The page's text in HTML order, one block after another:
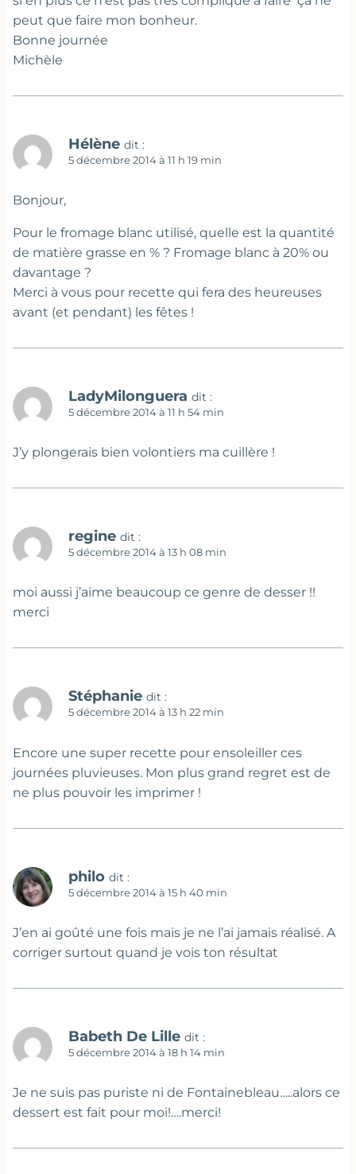
peut que faire mon bonheur.
Bonne journée
Michèle
Hélène dit :
5 décembre 2014 à 11 h 19 min
Bonjour,
Pour le fromage blanc utilisé, quelle est la quantité
de matière grasse en % ? Fromage blanc à 20% ou
davantage ?
Merci à vous pour recette qui fera des heureuses
avant (et pendant) les fêtes !
LadyMilonguera dit :
5 décembre 2014 à 11 h 54 min
J’y plongerais bien volontiers ma cuillère !
regine dit :
5 décembre 2014 à 13 h 08 min
moi aussi j’aime beaucoup ce genre de desser !!
merci
Stéphanie dit :
5 décembre 2014 à 13 h 22 min
Encore une super recette pour ensoleiller ces
journées pluvieuses. Mon plus grand regret est de
ne plus pouvoir les imprimer !
philo dit :
5 décembre 2014 à 15 h 40 min
J’en ai goûté une fois mais je ne l’ai jamais réalisé. A
corriger surtout quand je vois ton résultat
Babeth De Lille dit :
5 décembre 2014 à 18 h 14 min
Je ne suis pas puriste ni de Fontainebleau…..alors ce
dessert est fait pour moi!….merci!